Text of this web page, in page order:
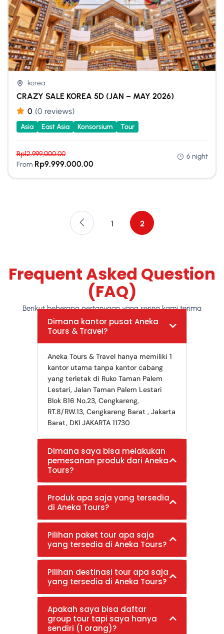
korea
CRAZY SALE KOREA 5D (JAN – MAY 2026)
0 (0 reviews)
Asia East Asia Konsorsium Tour
Rp12,999,000.00
From Rp9,999,000.00
6 night
1 2
Frequent Asked Question
(FAQ)
Berikut beberapa pertanyaan yang sering kami terima
Dimana kantor pusat Aneka
Tours & Travel?
Aneka Tours & Travel hanya memiliki 1
kantor utama tanpa kantor cabang
yang terletak di Ruko Taman Palem
Lestari, Jalan Taman Palem Lestari
Blok B16 No.23, Cengkareng,
RT.8/RW.13, Cengkareng Barat , Jakarta
Barat, DKI JAKARTA 11730
Dimana saya bisa melakukan
pemesanan produk dari Aneka
Tours?
Produk apa saja yang tersedia
di Aneka Tours?
Pilihan paket tour apa saja
yang tersedia di Aneka Tours?
Pilihan destinasi tour apa saja
yang tersedia di Aneka Tours?
Apakah saya bisa daftar
group tour tapi saya hanya
sendiri (1 orang)?